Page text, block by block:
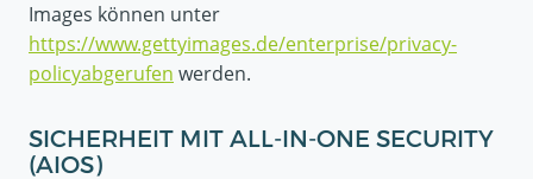
Images können unter
https://www.gettyimages.de/enterprise/privacy-
policyabgerufen werden.
SICHERHEIT MIT ALL-IN-ONE SECURITY
(AIOS)